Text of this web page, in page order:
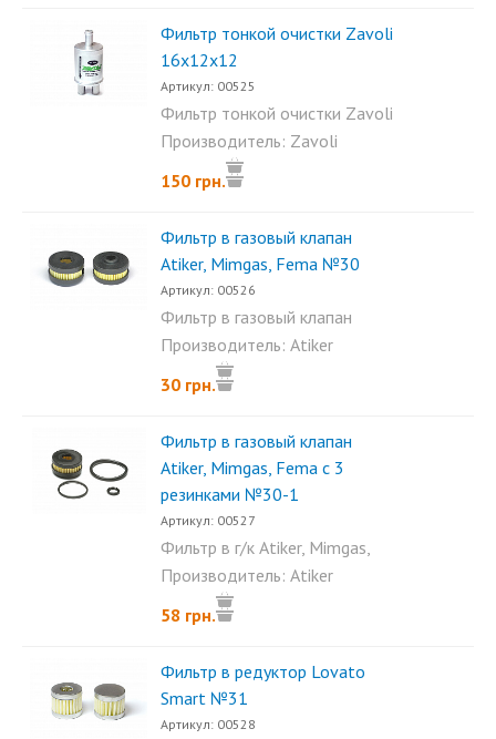
Фильтр тонкой очистки Zavoli
16х12х12
Артикул: 00525
Фильтр тонкой очистки Zavoli
16х12х12, один вход...
Производитель: Zavoli
150 грн.
Фильтр в газовый клапан
Atiker, Mimgas, Fema №30
Артикул: 00526
Фильтр в газовый клапан
Atiker, Mimgas, Fema. Имеет...
Производитель: Atiker
30 грн.
Фильтр в газовый клапан
Atiker, Mimgas, Fema с 3
резинками №30-1
Артикул: 00527
Фильтр в г/к Atiker, Mimgas,
Fema с 3 резинками...
Производитель: Atiker
58 грн.
Фильтр в редуктор Lovato
Smart №31
Артикул: 00528